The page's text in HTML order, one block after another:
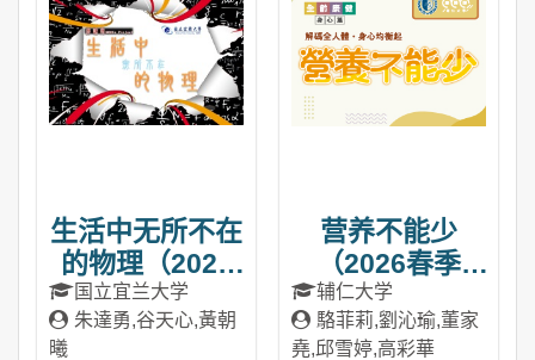
生活中无所不在
的物理（2026
春季班）
国立宜兰大学
朱達勇,谷天心,黃朝
曦
营养不能少
（2026春季
班）
辅仁大学
駱菲莉,劉沁瑜,董家
堯,邱雪婷,高彩華